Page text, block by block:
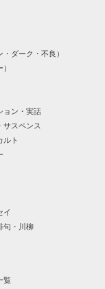
長編バージョン
ダーク・不良）
ョン・実話
サスペンス
ルト
イ
句・川柳
覧